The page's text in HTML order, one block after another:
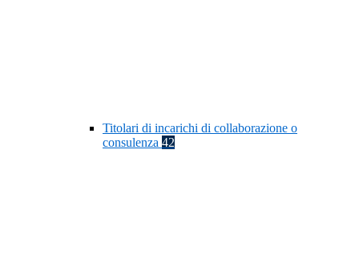
Titolari di incarichi di collaborazione o
consulenza 42